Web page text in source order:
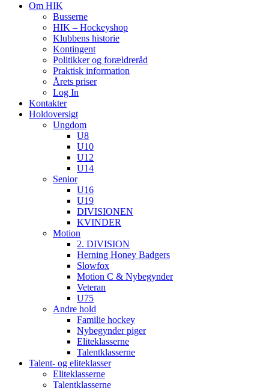
Om HIK
Busserne
HIK – Hockeyshop
Klubbens historie
Kontingent
Politikker og forældreråd
Praktisk information
Årets priser
Log In
Kontakter
Holdoversigt
Ungdom
U8
U10
U12
U14
Senior
U16
U19
DIVISIONEN
KVINDER
Motion
2. DIVISION
Herning Honey Badgers
Slowfox
Motion C & Nybegynder
Veteran
U75
Andre hold
Familie hockey
Nybegynder piger
Eliteklasserne
Talentklasserne
Talent- og eliteklasser
Eliteklasserne
Talentklasserne